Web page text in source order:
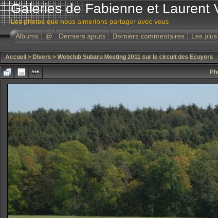
Galeries de Fabienne et Laurent
Les photos que nous aimerions partager avec vous
Albums
@ Derniers ajouts Derniers commentaires Les
Accueil > Divers > Webclub Subaru Meeting 2011 sur le circuit des Ecuyers